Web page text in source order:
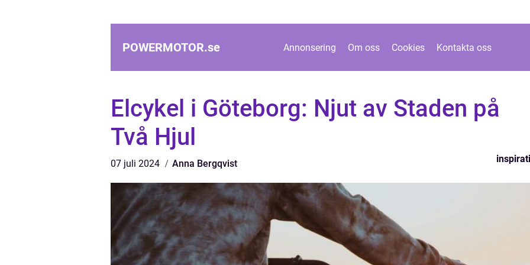
POWERMOTOR.se Annonsering Om oss Cookies Kontakta oss
Elcykel i Göteborg: Njut av Staden på
Två Hjul
07 juli 2024 Anna Bergqvist